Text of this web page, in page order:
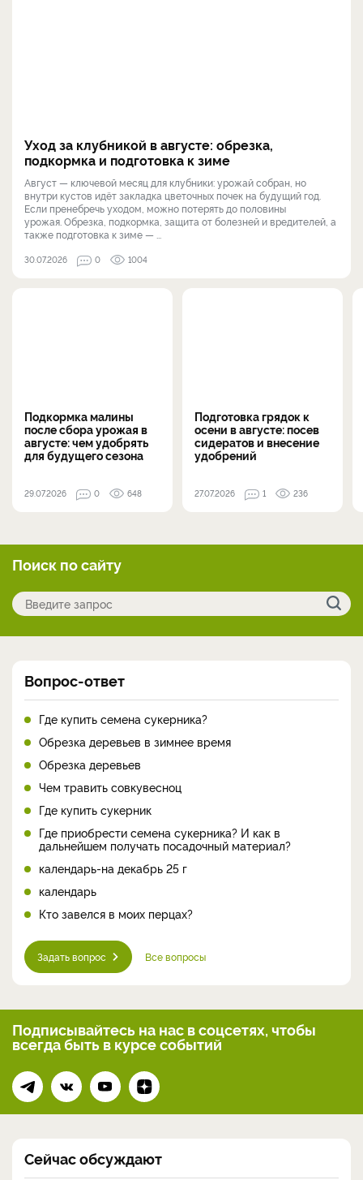
Уход за клубникой в августе: обрезка,
подкормка и подготовка к зиме
Август — ключевой месяц для клубники: урожай собран, но
внутри кустов идёт закладка цветочных почек на будущий год.
Если пренебречь уходом, можно потерять до половины
урожая. Обрезка, подкормка, защита от болезней и вредителей, а
также подготовка к зиме — ...
30.07.2026 0 1004
Подкормка малины
после сбора урожая в
августе: чем удобрять
для будущего сезона
29.07.2026 0 648
Подготовка грядок к
осени в августе: посев
сидератов и внесение
удобрений
27.07.2026 1 236
Поиск по сайту
Вопрос-ответ
Где купить семена сукерника?
Обрезка деревьев в зимнее время
Обрезка деревьев
Чем травить совкувесноц
Где купить сукерник
Где приобрести семена сукерника? И как в
дальнейшем получать посадочный материал?
календарь-на декабрь 25 г
календарь
Кто завелся в моих перцах?
Задать вопрос Все вопросы
Подписывайтесь на нас в соцсетях, чтобы
всегдабыть в курсе событий
Сейчас обсуждают